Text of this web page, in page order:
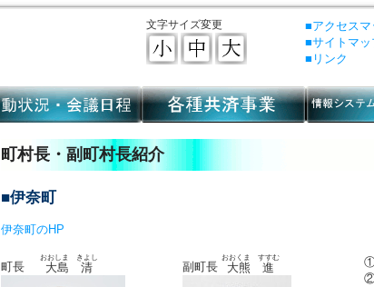
文字サイズ変更
■アクセスマ
■サイトマッ
■リンク
町村長・副町村長紹介
■伊奈町
伊奈町のHP
町長 大島 清
おおしま きよし
副町長 大熊 進
おおくま すすむ
①
②